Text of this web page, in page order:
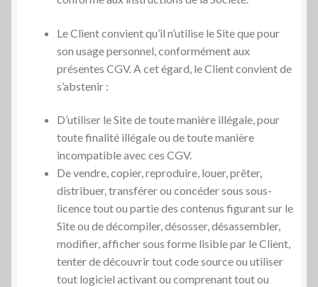
Le Client convient qu’il n’utilise le Site que pour
son usage personnel, conformément aux
présentes CGV. A cet égard, le Client convient de
s’abstenir :
D’utiliser le Site de toute manière illégale, pour
toute finalité illégale ou de toute manière
incompatible avec ces CGV.
De vendre, copier, reproduire, louer, prêter,
distribuer, transférer ou concéder sous sous-
licence tout ou partie des contenus figurant sur le
Site ou de décompiler, désosser, désassembler,
modifier, afficher sous forme lisible par le Client,
tenter de découvrir tout code source ou utiliser
tout logiciel activant ou comprenant tout ou